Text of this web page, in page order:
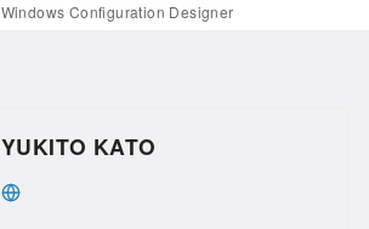
Windows Configuration Designer
YUKITO KATO